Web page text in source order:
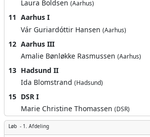
Laura Boldsen (Aarhus)
11 Aarhus I
Vár Guriardóttir Hansen (Aarhus)
12 Aarhus III
Amalie Bønløkke Rasmussen (Aarhus)
13 Hadsund II
Ida Blomstrand (Hadsund)
15 DSR I
Marie Christine Thomassen (DSR)
Løb - 1. Afdeling